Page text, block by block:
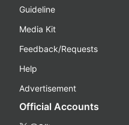
Guideline
Media Kit
Feedback/Requests
Help
Advertisement
Official Accounts